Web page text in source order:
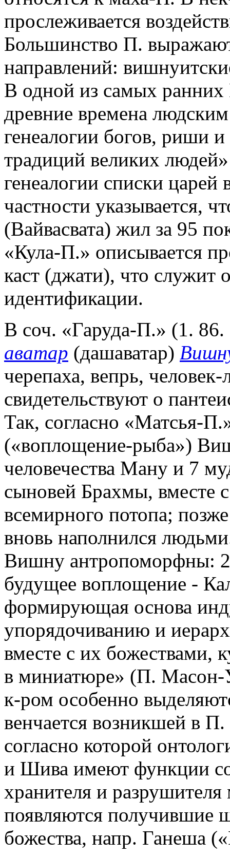
прослеживается
Большинство П.
направлений:
В одной из самых
древние времена
генеалогии богов, риши
традиций великих
генеалогии списки
частности указывается,
(Вайвасвата) жил за 95
«Кула-П.» описывается
каст (джати), что служит
идентификации.
В соч. «Гаруда-П.» (1.
аватар (дашаватар)
черепаха, вепрь,
свидетельствуют о
Так, согласно «Матсья-
(«воплощение-рыба»)
человечества Ману и 7
сыновей Брахмы, вместе
всемирного потопа;
вновь наполнился
Вишну антропоморфны:
будущее воплощение -
формирующая основа
упорядочиванию и
вместе с их божествами,
в миниатюре» (П.
к-ром особенно
венчается возникшей в
согласно которой
и Шива имеют функции
хранителя и
появляются получившие
божества, напр. Ганеша